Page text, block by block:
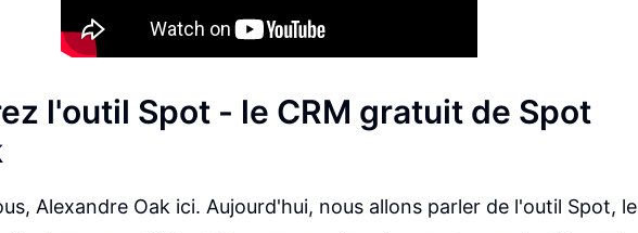
l'outil Spot - le CRM gratuit de Spot
Alexandre Oak ici. Aujourd'hui, nous allons parler de l'outil Spot, le